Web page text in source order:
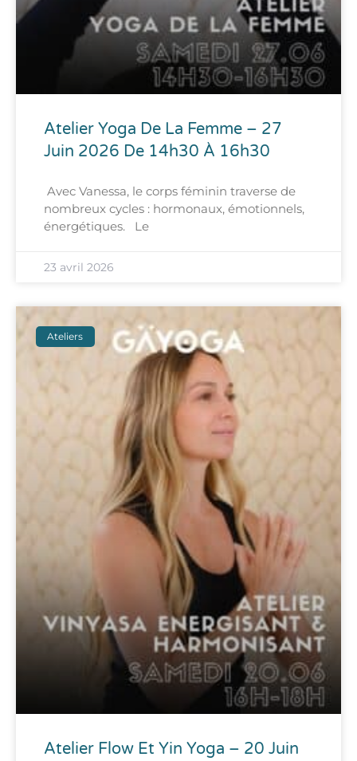
Atelier Yoga De La Femme – 27
Juin 2026 De 14h30 À 16h30
Avec Vanessa, le corps féminin traverse de
nombreux cycles : hormonaux, émotionnels,
énergétiques. Le
23 avril 2026
Ateliers
Atelier Flow Et Yin Yoga – 20 Juin